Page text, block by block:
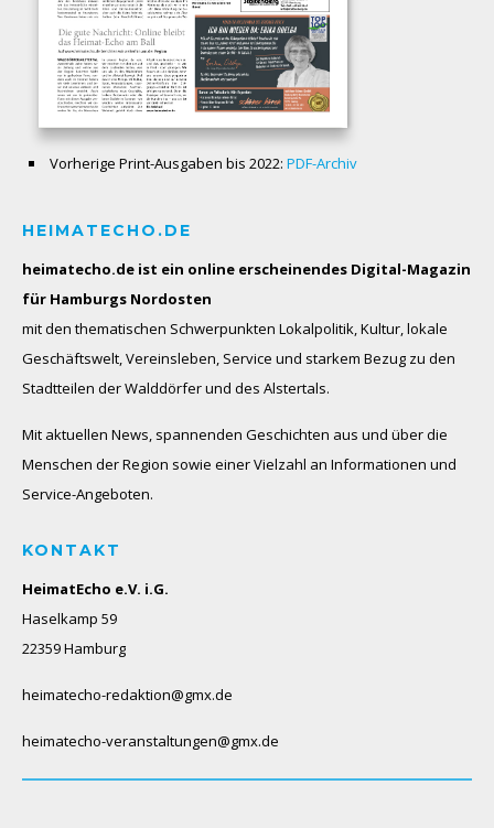
Vorherige Print-Ausgaben bis 2022: PDF-Archiv
HEIMATECHO.DE
heimatecho.de ist ein online erscheinendes Digital-Magazin
für Hamburgs Nordosten
mit den thematischen Schwerpunkten Lokalpolitik, Kultur, lokale
Geschäftswelt, Vereinsleben, Service und starkem Bezug zu den
Stadtteilen der Walddörfer und des Alstertals.
Mit aktuellen News, spannenden Geschichten aus und über die
Menschen der Region sowie einer Vielzahl an Informationen und
Service-Angeboten.
KONTAKT
HeimatEcho e.V. i.G.
Haselkamp 59
22359 Hamburg
heimatecho-redaktion@gmx.de
heimatecho-veranstaltungen@gmx.de